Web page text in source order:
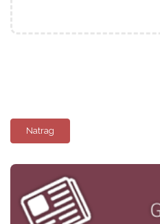
Natrag